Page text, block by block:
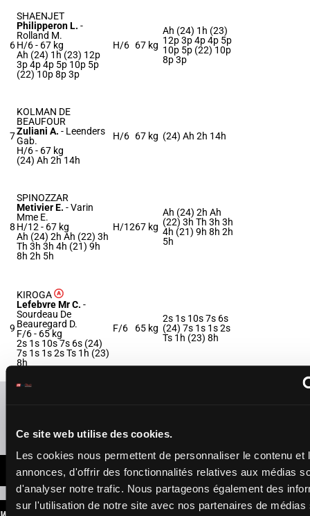
Ce site web utilise des cookies.
Les cookies nous permettent de personnaliser le contenu et
annonces, d'offrir des fonctionnalités relatives aux médias
d'analyser notre trafic. Nous partageons également des
sur l'utilisation de notre site avec nos partenaires de médias
6
SHAENJET
Philipperon L. -
Rolland M.
H/6 - 67 kg
Ah (24) 1h (23) 12p
3p 4p 4p 5p 10p 5p
(22) 10p 8p 3p
H/6 67 kg
Ah (24) 1h (23)
12p 3p 4p 4p 5p
10p 5p (22) 10p
8p 3p
7
KOLMAN DE
BEAUFOUR
Zuliani A. - Leenders
Gab.
H/6 - 67 kg
(24) Ah 2h 14h
H/6 67 kg (24) Ah 2h 14h
8
SPINOZZAR
Metivier E. -Varin
Mme E.
H/12 - 67 kg
Ah (24) 2h Ah (22) 3h
Th 3h 3h 4h (21) 9h
8h 2h 5h
H/1267 kg
Ah (24) 2h Ah
(22) 3h Th 3h 3h
4h (21) 9h 8h 2h
5h
9
KIROGA
Lefebvre Mr C. -
Sourdeau De
Beauregard D.
F/6 - 65 kg
2s 1s 10s 7s 6s (24)
7s 1s 1s 2s Ts 1h (23)
8h
F/6 65 kg
2s 1s 10s 7s 6s
(24) 7s 1s 1s 2s
Ts 1h (23) 8h
LATEST NEWS